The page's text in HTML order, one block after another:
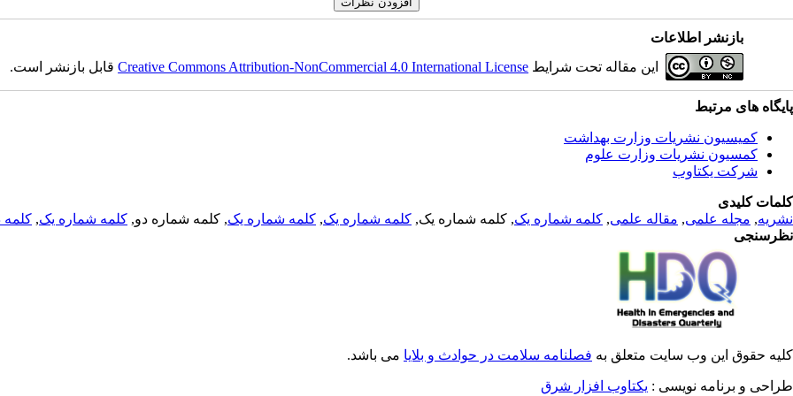
بازنشر اطلاعات
این مقاله تحت شرایط Creative Commons Attribution-NonCommercial 4.0 International Licenseقابل بازنشر است.
پایگاه های مرتبط
کمیسیون نشریات وزارت بهداشت
کمسیون نشریات وزارت علوم
شرکت یکتاوب
کلمات کلیدی
نشریه, مجله علمی, مقاله علمی, کلمه شماره یک, کلمه شماره یک, کلمه شماره یک, کلمه شماره یک, کلمه شماره دو, کلمه شماره یک, کلمه
نظرسنجی
کلیه حقوق این وب سایت متعلق به فصلنامه سلامت در حوادث و بلایا می باشد.
طراحی و برنامه نویسی : یکتاوب افزار شرق